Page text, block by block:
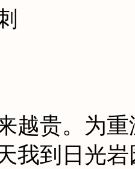
越贵。为
我到日光